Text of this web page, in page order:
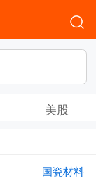
美股
国瓷材料